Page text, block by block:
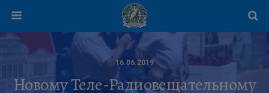
16.06.2019
Новому Теле-Радиовещательному